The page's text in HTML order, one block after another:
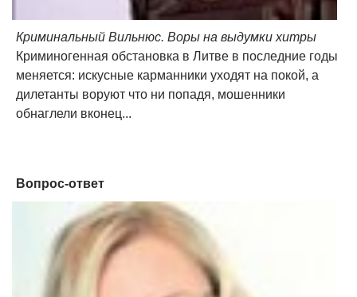
Криминальный Вильнюс. Воры на выдумки хитры
Криминогенная обстановка в Литве в последние годы
меняется: искусные карманники уходят на покой, а
дилетанты воруют что ни попадя, мошенники
обнаглели вконец...
Вопрос-ответ